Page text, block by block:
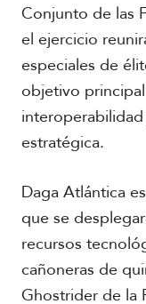
a
m
r
i
c
a
a
i
b
e
Conjunto de las
el ejercicio
especiales de
objetivo
estratégica.
Daga Atlántica
que se
recursos
cañoneras de
Ghostrider de la